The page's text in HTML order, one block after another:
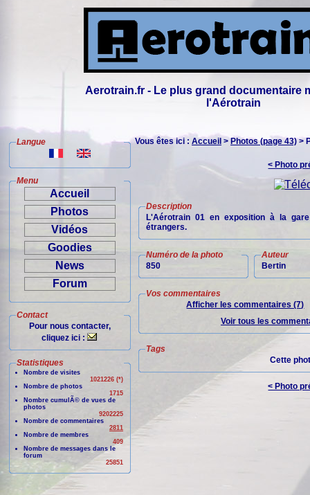
Aerotrain.fr - Le plus grand documentaire
l'Aérotrain
Langue
Menu
Accueil
Photos
Vidéos
Goodies
News
Forum
Contact
Pour nous contacter,
cliquez ici :
Statistiques
Nombre de visites
1021226 (*)
Nombre de photos
1715
Nombre cumulÃ© de vues de
photos
9202225
Nombre de commentaires
2811
Nombre de membres
409
Nombre de messages dans le
forum
25851
Vous êtes ici : Accueil > Photos (page 43) >
< Photo
Description
L'Aérotrain 01 en exposition à la
étrangers.
Numéro de la photo
850
Auteur
Bertin
Vos commentaires
Afficher les commentaires (7)
Voir tous les
Tags
Cette
< Photo